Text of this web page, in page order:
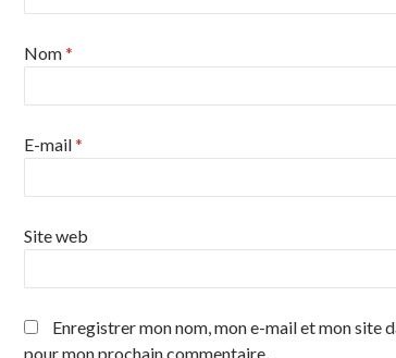
Nom*
E-mail*
Site web
Enregistrer mon nom, mon e-mail et mon site
pour mon prochain commentaire.